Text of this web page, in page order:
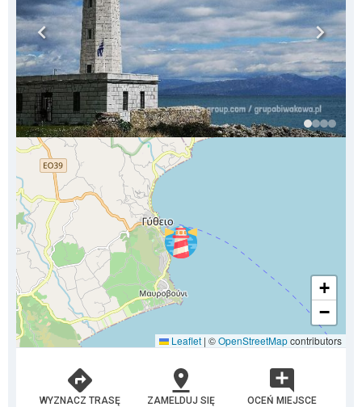
+
−
Leaflet | ©OpenStreetMapcontributors
WYZNACZ TRASĘ ZAMELDUJ SIĘ OCEŃ MIEJSCE